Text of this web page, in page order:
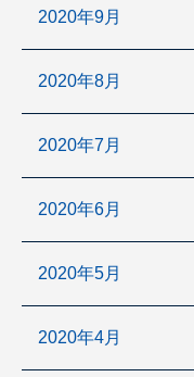
2020年9月
2020年8月
2020年7月
2020年6月
2020年5月
2020年4月